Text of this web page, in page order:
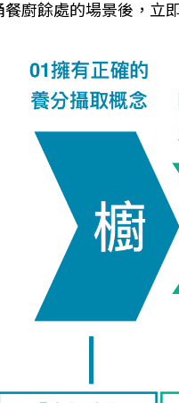
餐廚餘處的場景後，立